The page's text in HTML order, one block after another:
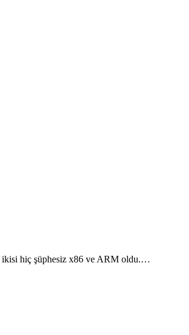
ikisi hiç şüphesiz x86 ve ARM oldu.…